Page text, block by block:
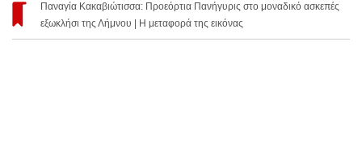
Παναγία Κακαβιώτισσα: Προεόρτια Πανήγυρις στο μοναδικό ασκεπές
εξωκλήσι της Λήμνου | Η μεταφορά της εικόνας